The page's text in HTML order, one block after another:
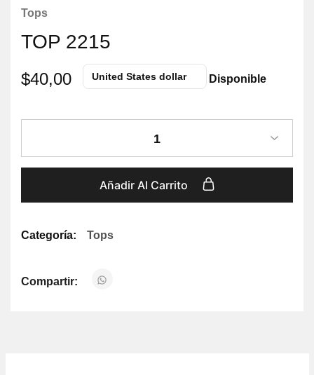
Tops
TOP 2215
$40,00 United States dollar Disponible
1
Añadir Al Carrito
Categoría: Tops
Compartir: